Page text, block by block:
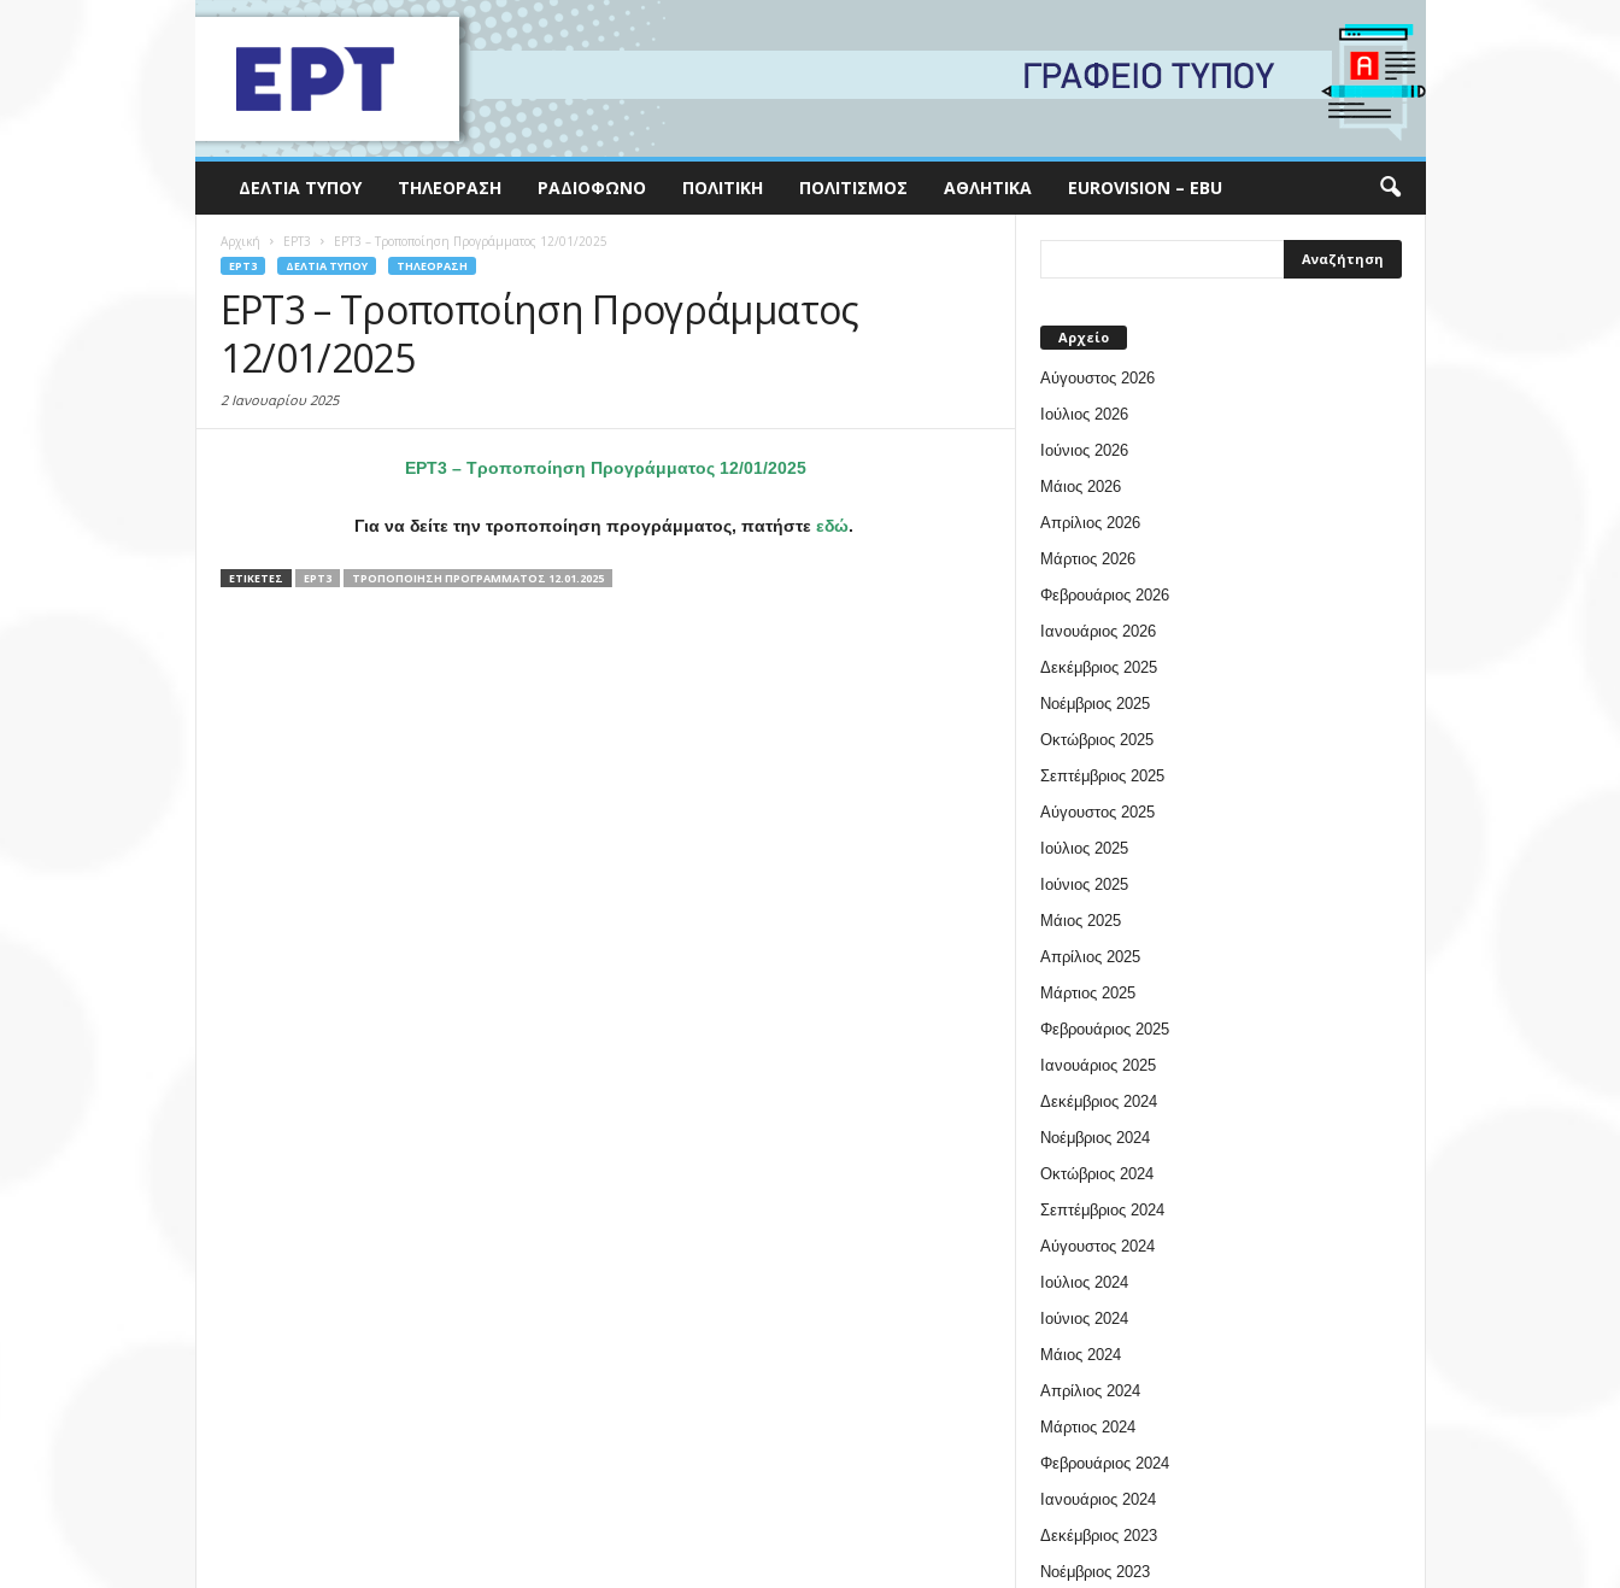
ΔΕΛΤΊΑ ΤΎΠΟΥ ΤΗΛΕΌΡΑΣΗ ΡΑΔΙΌΦΩΝΟ ΠΟΛΙΤΙΚΉ ΠΟΛΙΤΙΣΜΌΣ ΑΘΛΗΤΙΚΆ EUROVISION – EBU
Αρχική EΡΤ3 ΕΡΤ3 – Τροποποίηση Προγράμματος 12/01/2025
EΡΤ3 ΔΕΛΤΊΑ ΤΎΠΟΥ ΤΗΛΕΌΡΑΣΗ
ΕΡΤ3 – Τροποποίηση Προγράμματος
12/01/2025
2 Ιανουαρίου 2025
ΕΡΤ3 – Τροποποίηση Προγράμματος 12/01/2025
Για να δείτε την τροποποίηση προγράμματος, πατήστε εδώ.
ΕΤΙΚΕΤΕΣ ΕΡΤ3 ΤΡΟΠΟΠΟΙΗΣΗ ΠΡΟΓΡΑΜΜΑΤΟΣ 12.01.2025
Αρχείο
Αύγουστος 2026
Ιούλιος 2026
Ιούνιος 2026
Μάιος 2026
Απρίλιος 2026
Μάρτιος 2026
Φεβρουάριος 2026
Ιανουάριος 2026
Δεκέμβριος 2025
Νοέμβριος 2025
Οκτώβριος 2025
Σεπτέμβριος 2025
Αύγουστος 2025
Ιούλιος 2025
Ιούνιος 2025
Μάιος 2025
Απρίλιος 2025
Μάρτιος 2025
Φεβρουάριος 2025
Ιανουάριος 2025
Δεκέμβριος 2024
Νοέμβριος 2024
Οκτώβριος 2024
Σεπτέμβριος 2024
Αύγουστος 2024
Ιούλιος 2024
Ιούνιος 2024
Μάιος 2024
Απρίλιος 2024
Μάρτιος 2024
Φεβρουάριος 2024
Ιανουάριος 2024
Δεκέμβριος 2023
Νοέμβριος 2023